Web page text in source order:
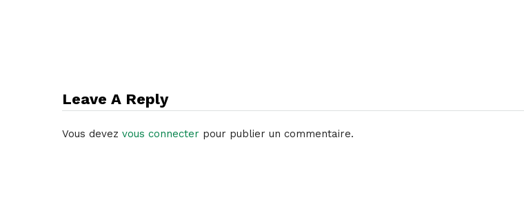
Leave A Reply
Vous devez vous connecter pour publier un commentaire.